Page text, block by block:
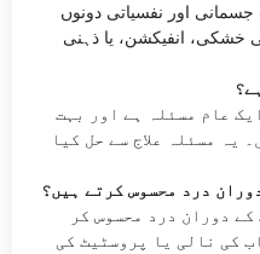
اور نفسیاتی دونوں
خشکی، انفیکشن، یا ذہنی
عام مسئلہ ہے اور بہت
یہ مسئلہ علاج سے حل کیا
درد محسوس کرتے ہیں؟
دوران درد محسوس کر
کی نالی یا پروسٹی ٹ کی